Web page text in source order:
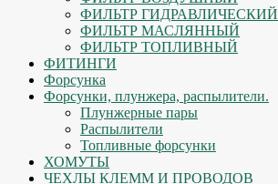
ФИЛЬТР ГИДРАВЛИЧЕСКИЙ
ФИЛЬТР МАСЛЯННЫЙ
ФИЛЬТР ТОПЛИВНЫЙ
ФИТИНГИ
Форсунка
Форсунки, плунжера, распылители.
Плунжерные пары
Распылители
Топливные форсунки
ХОМУТЫ
ЧЕХЛЫ КЛЕММ И ПРОВОДОВ